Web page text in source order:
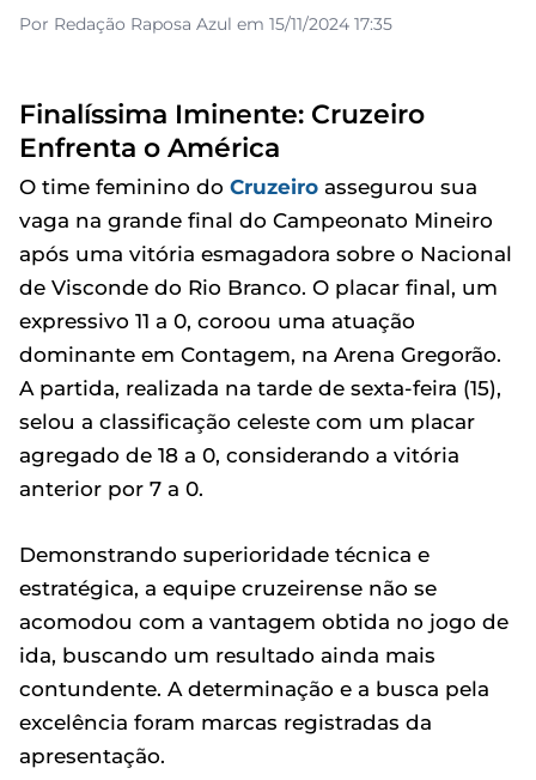
Por Redação Raposa Azul em 15/11/2024 17:35
Finalíssima Iminente: Cruzeiro
Enfrenta o América
O time feminino do Cruzeiro assegurou sua
vaga na grande final do Campeonato Mineiro
após uma vitória esmagadora sobre o Nacional
de Visconde do Rio Branco. O placar final, um
expressivo 11 a 0, coroou uma atuação
dominante em Contagem, na Arena Gregorão.
A partida, realizada na tarde de sexta-feira (15),
selou a classificação celeste com um placar
agregado de 18 a 0, considerando a vitória
anterior por 7 a 0.
Demonstrando superioridade técnica e
estratégica, a equipe cruzeirense não se
acomodou com a vantagem obtida no jogo de
ida, buscando um resultado ainda mais
contundente. A determinação e a busca pela
excelência foram marcas registradas da
apresentação.